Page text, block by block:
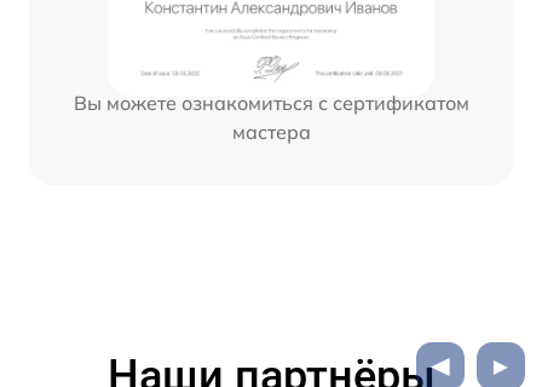
Вы можете ознакомиться с сертификатом
мастера
Наши партнёры